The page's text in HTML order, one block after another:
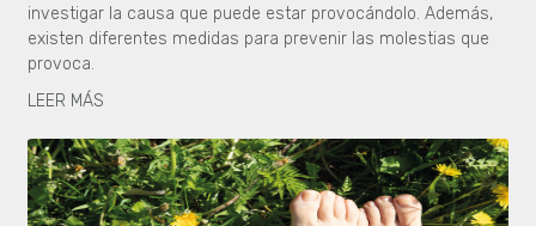
investigar la causa que puede estar provocándolo. Además,
existen diferentes medidas para prevenir las molestias que
provoca.
LEER MÁS